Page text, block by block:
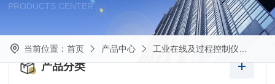
PRODUCTS CENTER
当前位置： 首页 产品中心 工业在线及过程控制仪
产品分类